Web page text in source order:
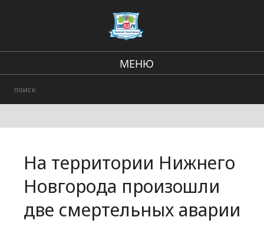
МЕНЮ
Городские события
На территории Нижнего
Новгорода произошли
две смертельных аварии